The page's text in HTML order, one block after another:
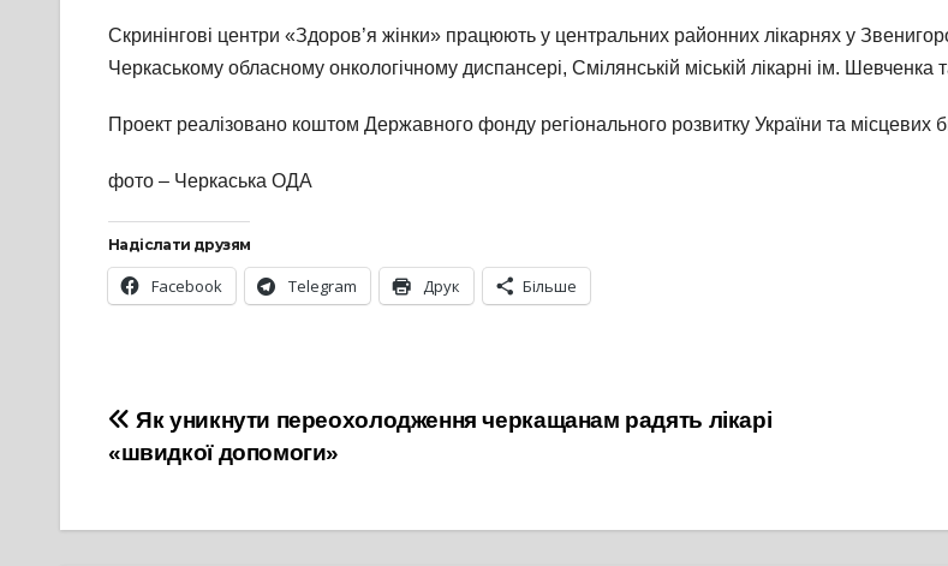
Скринінгові центри «Здоров’я жінки» працюють у центральних районних лікарнях у
Черкаському обласному онкологічному диспансері, Смілянській міській лікарні ім. Шевченка
Проект реалізовано коштом Державного фонду регіонального розвитку України та місцевих
фото – Черкаська ОДА
Надіслати друзям
Facebook Telegram Друк Більше
Навігація
записів
Як уникнути переохолодження черкащанам радять лікарі
«швидкої допомоги»